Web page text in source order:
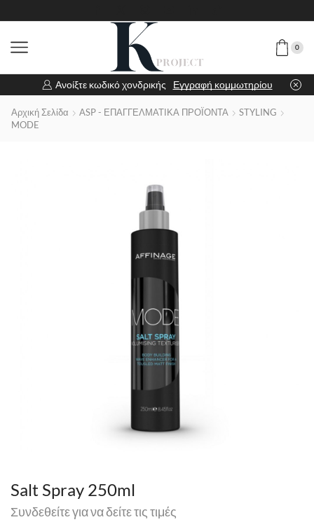
0
Ανοίξτε κωδικό χονδρικής Εγγραφή κομμωτηρίου
Αρχική Σελίδα ASP - ΕΠΑΓΓΕΛΜΑΤΙΚΑ ΠΡΟΪΟΝΤΑ
STYLING
MODE
Salt Spray 250ml
Συνδεθείτε για να δείτε τις τιμές